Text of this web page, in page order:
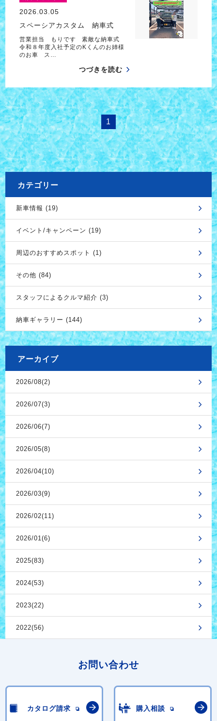
2026.03.05
スペーシアカスタム 納車式
営業担当 もりです 素敵な納車式
令和８年度入社予定のKくんのお姉様
のお車 ス…
つづきを読む
1
カテゴリー
新車情報 (19)
イベント/キャンペーン (19)
周辺のおすすめスポット (1)
その他 (84)
スタッフによるクルマ紹介 (3)
納車ギャラリー (144)
アーカイブ
2026/08(2)
2026/07(3)
2026/06(7)
2026/05(8)
2026/04(10)
2026/03(9)
2026/02(11)
2026/01(6)
2025(83)
2024(53)
2023(22)
2022(56)
お問い合わせ
カタログ請求 購入相談